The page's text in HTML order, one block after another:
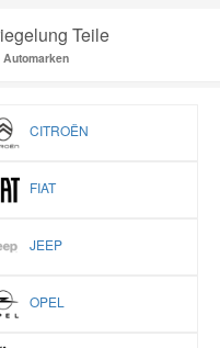
Teile
Automarken
CITROËN
FIAT
JEEP
OPEL